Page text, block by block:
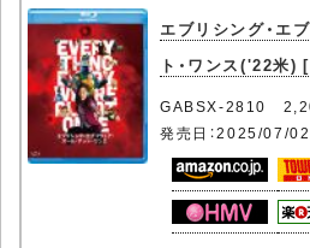
エブリシング・エ
ト・ワンス('22米
GABSX-2810
発売日：2025/07/02